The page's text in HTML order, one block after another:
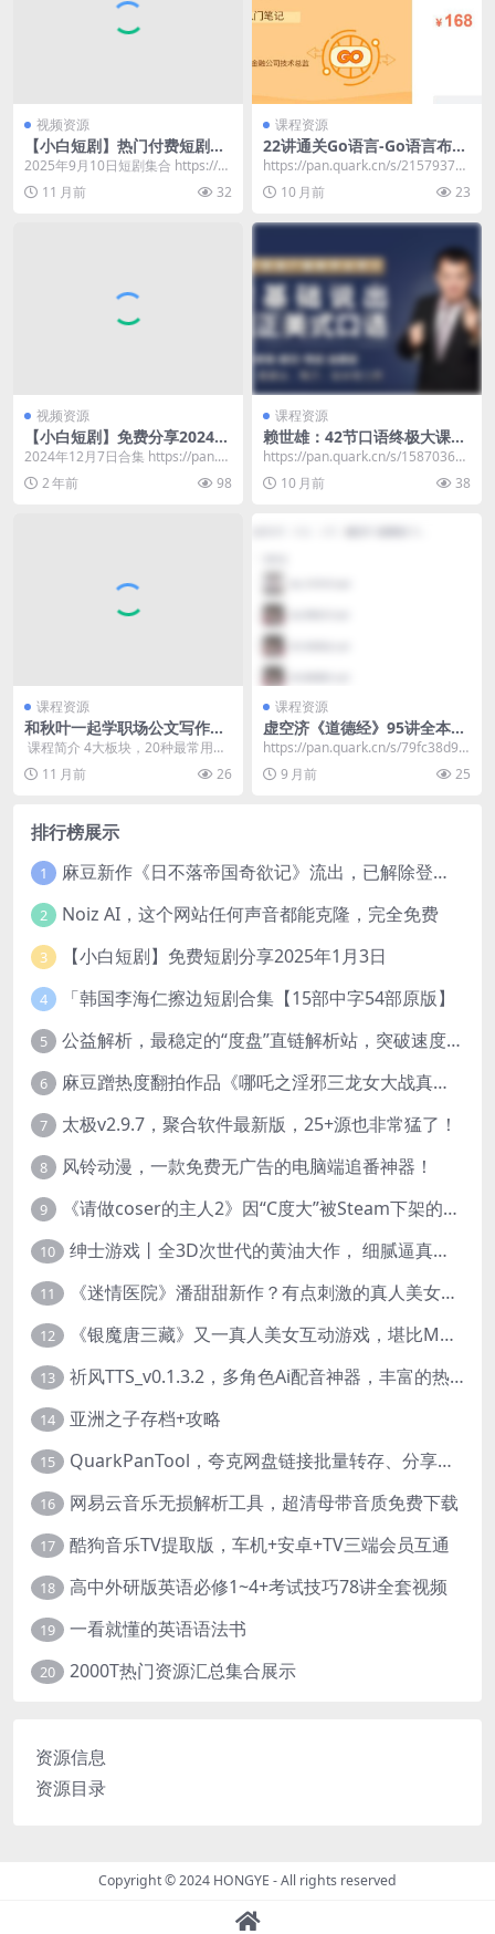
视频资源
【小白短剧】热门付费短剧资
源分享2025年9月10日
2025年9月10日短剧集合 https://p
an.quark.cn/s/b4...
11 月前 32
课程资源
22讲通关Go语言-Go语言布道
者的入门笔记
https://pan.quark.cn/s/21579379b
8c6​
10 月前 23
视频资源
【小白短剧】免费分享2024年
12月7日
2024年12月7日合集 https://pan.q
uark.cn/s/5478...
2 年前 98
课程资源
赖世雄：42节口语终极大课
【英语口语教程】
https://pan.quark.cn/s/158703693
27a​
10 月前 38
课程资源
和秋叶一起学职场公文写作课
程（内附各类模版）
​ 课程简介 4大板块，20种最常用文
种，30个万能模板 由基础到提升，
教你从0...
11 月前 26
课程资源
虚空济《道德经》95讲全本精
解，老子智慧与人生应用
https://pan.quark.cn/s/79fc38d97
c27
9 月前 25
排行榜展示
1 麻豆新作《日不落帝国奇欲记》流出，已解除登录验证！
2 Noiz AI，这个网站任何声音都能克隆，完全免费
3 【小白短剧】免费短剧分享2025年1月3日
4 「韩国李海仁擦边短剧合集【15部中字54部原版】
5 公益解析，最稳定的“度盘”直链解析站，突破速度限制
6 麻豆蹭热度翻拍作品《哪吒之淫邪三龙女大战真阳魔童》 已上线
7 太极v2.9.7，聚合软件最新版，25+源也非常猛了！
8 风铃动漫，一款免费无广告的电脑端追番神器！
9 《请做coser的主人2》因“C度大”被Steam下架的真人美女互动游戏！
10 绅士游戏丨全3D次世代的黄油大作， 细腻逼真的双人互动狂想曲！
11 《迷情医院》潘甜甜新作？有点刺激的真人美女互动游戏
12 《银魔唐三藏》又一真人美女互动游戏，堪比M豆！
13 祈风TTS_v0.1.3.2，多角色Ai配音神器，丰富的热门音色
14 亚洲之子存档+攻略
15 QuarkPanTool，夸克网盘链接批量转存、分享和下载工具
16 网易云音乐无损解析工具，超清母带音质免费下载
17 酷狗音乐TV提取版，车机+安卓+TV三端会员互通
18 高中外研版英语必修1~4+考试技巧78讲全套视频
19 一看就懂的英语语法书
20 2000T热门资源汇总集合展示
资源信息
资源目录
Copyright © 2024 HONGYE - All rights reserved